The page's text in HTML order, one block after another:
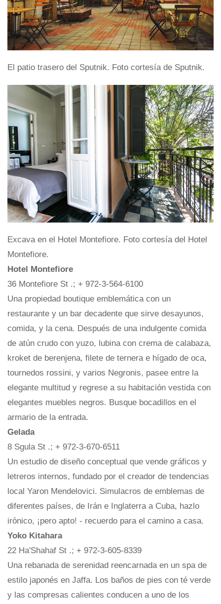
El patio trasero del Sputnik. Foto cortesía de Sputnik.
Excava en el Hotel Montefiore. Foto cortesía del Hotel
Montefiore.
Hotel Montefiore
36 Montefiore St .; + 972-3-564-6100
Una propiedad boutique emblemática con un
restaurante y un bar decadente que sirve desayunos,
comida, y la cena. Después de una indulgente comida
de atún crudo con yuzo, lubina con crema de calabaza,
kroket de berenjena, filete de ternera e hígado de oca,
tournedos rossini, y varios Negronis, pasee entre la
elegante multitud y regrese a su habitación vestida con
elegantes muebles negros. Busque bocadillos en el
armario de la entrada.
Gelada
8 Sgula St .; + 972-3-670-6511
Un estudio de diseño conceptual que vende gráficos y
letreros internos, fundado por el creador de tendencias
local Yaron Mendelovici. Simulacros de emblemas de
diferentes países, de Irán e Inglaterra a Cuba, hazlo
irónico, ¡pero apto! - recuerdo para el camino a casa.
Yoko Kitahara
22 Ha'Shahaf St .; + 972-3-605-8339
Una rebanada de serenidad reencarnada en un spa de
estilo japonés en Jaffa. Los baños de pies con té verde
y las compresas calientes conducen a uno de los